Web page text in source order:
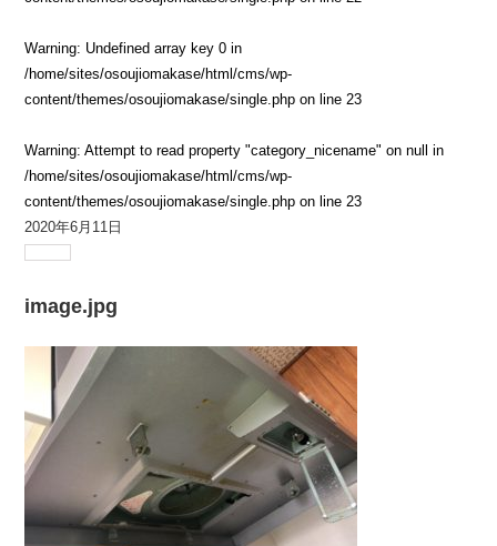
Warning: Undefined array key 0 in
/home/sites/osoujiomakase/html/cms/wp-
content/themes/osoujiomakase/single.php on line 23
Warning: Attempt to read property "category_nicename" on null in
/home/sites/osoujiomakase/html/cms/wp-
content/themes/osoujiomakase/single.php on line 23
2020年6月11日
image.jpg